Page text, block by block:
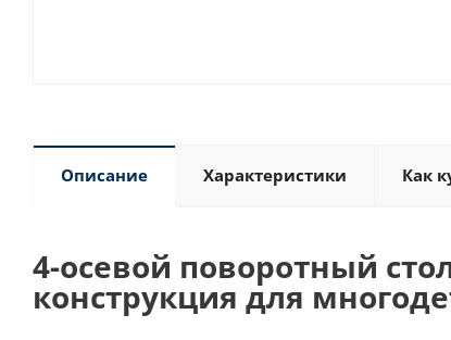
Описание Характеристики Как
4-осевой поворотный
конструкция для